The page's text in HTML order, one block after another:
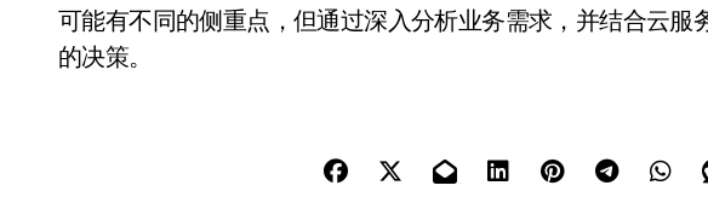
可能有不同的侧重点，但通过深入分析业务需求，并结合云服
的决策。